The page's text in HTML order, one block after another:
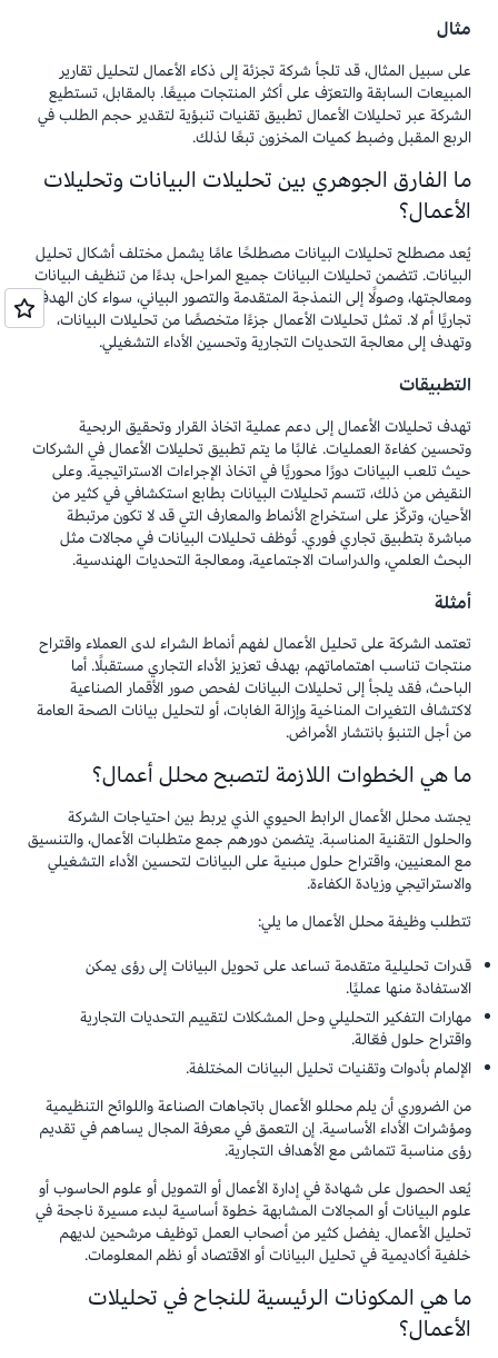
مثال
على سبيل المثال، قد تلجأ شركة تجزئة إلى ذكاء الأعمال لتحليل تقارير
المبيعات السابقة والتعرّف على أكثر المنتجات مبيعًا. بالمقابل، تستطيع
الشركة عبر تحليلات الأعمال تطبيق تقنيات تنبؤية لتقدير حجم الطلب في
الربع المقبل وضبط كميات المخزون تبعًا لذلك.
ما الفارق الجوهري بين تحليلات البيانات وتحليلات
الأعمال؟
يُعد مصطلح تحليلات البيانات مصطلحًا عامًا يشمل مختلف أشكال تحليل
البيانات. تتضمن تحليلات البيانات جميع المراحل، بدءًا من تنظيف البيانات
ومعالجتها، وصولًا إلى النمذجة المتقدمة والتصور البياني، سواء كان الهدف
تجاريًا أم لا. تمثل تحليلات الأعمال جزءًا متخصصًا من تحليلات البيانات،
وتهدف إلى معالجة التحديات التجارية وتحسين الأداء التشغيلي.
التطبيقات
تهدف تحليلات الأعمال إلى دعم عملية اتخاذ القرار وتحقيق الربحية
وتحسين كفاءة العمليات. غالبًا ما يتم تطبيق تحليلات الأعمال في الشركات
حيث تلعب البيانات دورًا محوريًا في اتخاذ الإجراءات الاستراتيجية. وعلى
النقيض من ذلك، تتسم تحليلات البيانات بطابع استكشافي في كثير من
الأحيان، وتركّز على استخراج الأنماط والمعارف التي قد لا تكون مرتبطة
مباشرة بتطبيق تجاري فوري. تُوظف تحليلات البيانات في مجالات مثل
البحث العلمي، والدراسات الاجتماعية، ومعالجة التحديات الهندسية.
أمثلة
تعتمد الشركة على تحليل الأعمال لفهم أنماط الشراء لدى العملاء واقتراح
منتجات تناسب اهتماماتهم، بهدف تعزيز الأداء التجاري مستقبلًا. أما
الباحث، فقد يلجأ إلى تحليلات البيانات لفحص صور الأقمار الصناعية
لاكتشاف التغيرات المناخية وإزالة الغابات، أو لتحليل بيانات الصحة العامة
من أجل التنبؤ بانتشار الأمراض.
ما هي الخطوات اللازمة لتصبح محلل أعمال؟
يجسّد محلل الأعمال الرابط الحيوي الذي يربط بين احتياجات الشركة
والحلول التقنية المناسبة. يتضمن دورهم جمع متطلبات الأعمال، والتنسيق
مع المعنيين، واقتراح حلول مبنية على البيانات لتحسين الأداء التشغيلي
والاستراتيجي وزيادة الكفاءة.
تتطلب وظيفة محلل الأعمال ما يلي:
قدرات تحليلية متقدمة تساعد على تحويل البيانات إلى رؤى يمكن
الاستفادة منها عمليًا.
مهارات التفكير التحليلي وحل المشكلات لتقييم التحديات التجارية
واقتراح حلول فعّالة.
الإلمام بأدوات وتقنيات تحليل البيانات المختلفة.
من الضروري أن يلم محللو الأعمال باتجاهات الصناعة واللوائح التنظيمية
ومؤشرات الأداء الأساسية. إن التعمق في معرفة المجال يساهم في تقديم
رؤى مناسبة تتماشى مع الأهداف التجارية.
يُعد الحصول على شهادة في إدارة الأعمال أو التمويل أو علوم الحاسوب أو
علوم البيانات أو المجالات المشابهة خطوة أساسية لبدء مسيرة ناجحة في
تحليل الأعمال. يفضل كثير من أصحاب العمل توظيف مرشحين لديهم
خلفية أكاديمية في تحليل البيانات أو الاقتصاد أو نظم المعلومات.
ما هي المكونات الرئيسية للنجاح في تحليلات
الأعمال؟